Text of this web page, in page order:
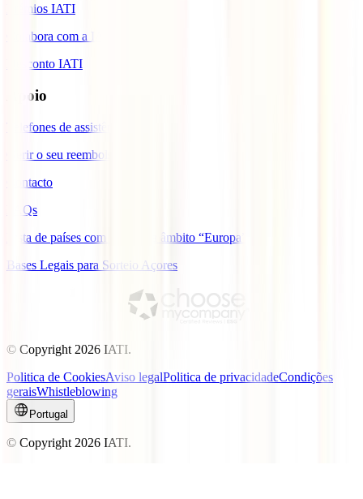
Prémios IATI
Colabora com a IATI
Desconto IATI
Apoio
Telefones de assistência
Gerir o seu reembolso
Contacto
FAQs
Lista de países com cobertura âmbito “Europa”
Bases Legais para Sorteio Açores
© Copyright 2026 IATI.
Politica de CookiesAviso legalPolitica de privacidadeCondições
geraisWhistleblowing
Portugal
© Copyright 2026 IATI.